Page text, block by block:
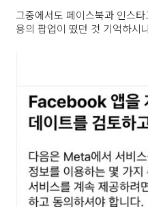
그중에서도 페이스북과 인스
용의 팝업이 떴던 것 기억하시